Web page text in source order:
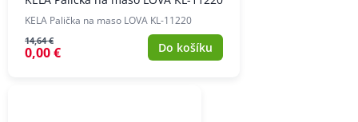
KELA Palička na maso LOVA KL-11220
14,64 €
0,00 € Do košíku